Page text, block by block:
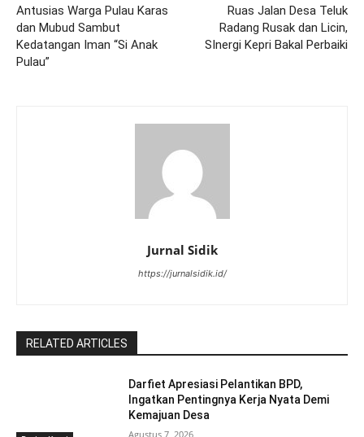
Antusias Warga Pulau Karas
dan Mubud Sambut
Kedatangan Iman “Si Anak
Pulau”
Ruas Jalan Desa Teluk
Radang Rusak dan Licin,
SInergi Kepri Bakal Perbaiki
Jurnal Sidik
https://jurnalsidik.id/
RELATED ARTICLES
Darfiet Apresiasi Pelantikan BPD,
Ingatkan Pentingnya Kerja Nyata Demi
Kemajuan Desa
Agustus 7, 2026